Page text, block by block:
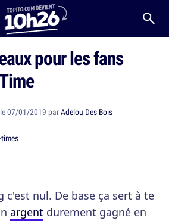
pour les fans
07/01/2019 parAdelou Des Bois
c'est nul. De base ça sert à te
argent durement gagné en